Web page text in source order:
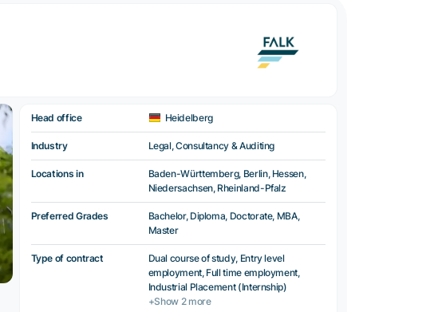
Head office Heidelberg
Industry Legal, Consultancy & Auditing
Locations in
Baden-Württemberg, Berlin, Hessen,
Niedersachsen, Rheinland-Pfalz
Preferred Grades
Bachelor, Diploma, Doctorate, MBA,
Master
Type of contract
Dual course of study, Entry level
employment, Full time employment,
Industrial Placement (Internship)
+Show 2 more